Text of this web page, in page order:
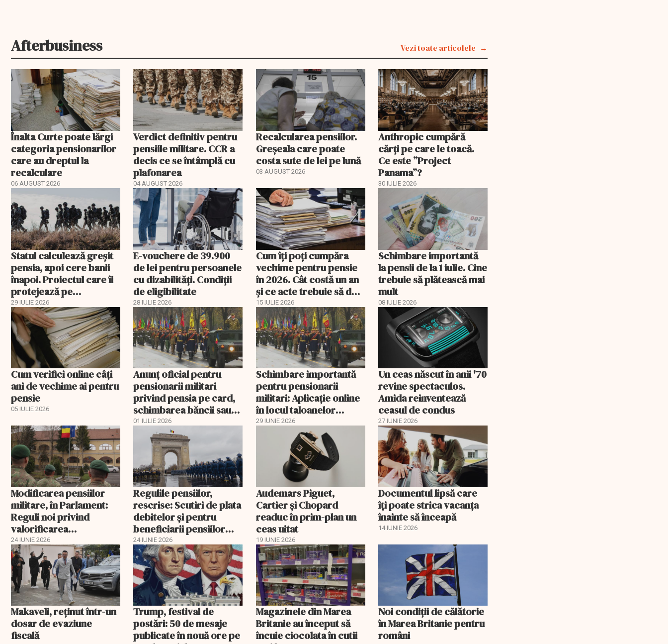
Afterbusiness Vezi toate articolele
Înalta Curte poate lărgi
categoria pensionarilor
care au dreptul la
recalculare
06 AUGUST 2026
Verdict definitiv pentru
pensiile militare. CCR a
decis ce se întâmplă cu
plafonarea
04 AUGUST 2026
Recalcularea pensiilor.
Greșeala care poate
costa sute de lei pe lună
03 AUGUST 2026
Anthropic cumpără
cărți pe care le toacă.
Ce este ”Project
Panama”?
30 IULIE 2026
Statul calculează greșit
pensia, apoi cere banii
înapoi. Proiectul care îi
protejează pe
pensionarii militari
29 IULIE 2026
E-vouchere de 39.900
de lei pentru persoanele
cu dizabilități. Condiții
de eligibilitate
28 IULIE 2026
Cum îți poți cumpăra
vechime pentru pensie
în 2026. Cât costă un an
și ce acte trebuie să duci
la Casa de Pensii
15 IULIE 2026
Schimbare importantă
la pensii de la 1 iulie. Cine
trebuie să plătească mai
mult
08 IULIE 2026
Cum verifici online câți
ani de vechime ai pentru
pensie
05 IULIE 2026
Anunţ oficial pentru
pensionarii militari
privind pensia pe card,
schimbarea băncii sau
revenirea la plata prin
Poşta Română
01 IULIE 2026
Schimbare importantă
pentru pensionarii
militari: Aplicaţie online
în locul taloanelor
tipărite
29 IUNIE 2026
Un ceas născut în anii '70
revine spectaculos.
Amida reinventează
ceasul de condus
27 IUNIE 2026
Modificarea pensiilor
militare, în Parlament:
Reguli noi privind
valorificarea
perioadelor de stagiu
de cotizare
24 IUNIE 2026
Regulile pensiilor,
rescrise: Scutiri de plata
debitelor și pentru
beneficiarii pensiilor
militare
24 IUNIE 2026
Audemars Piguet,
Cartier și Chopard
readuc în prim-plan un
ceas uitat
19 IUNIE 2026
Documentul lipsă care
îți poate strica vacanța
înainte să înceapă
14 IUNIE 2026
Makaveli, reţinut într-un
dosar de evaziune
fiscală
Trump, festival de
postări: 50 de mesaje
publicate în nouă ore pe
Magazinele din Marea
Britanie au început să
încuie ciocolata în cutii
Noi condiții de călătorie
în Marea Britanie pentru
români